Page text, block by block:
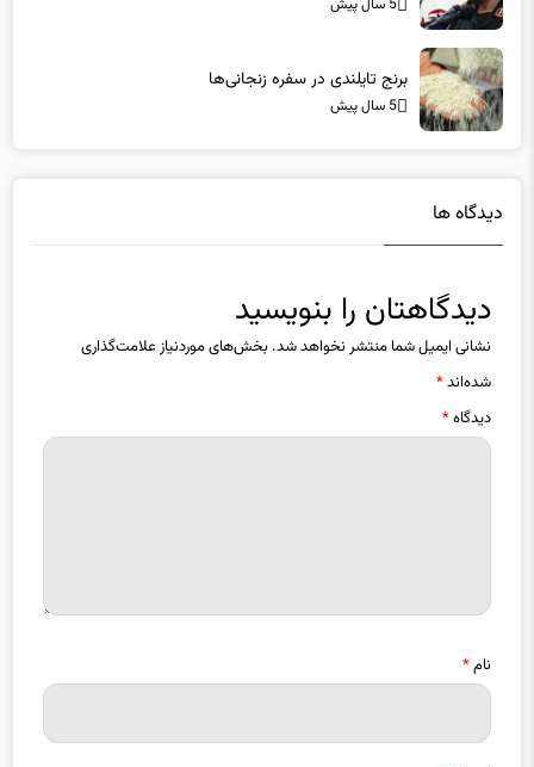
5 سال پیش
نشانی ایمیل شما منتشر نخواهد شد.بخش‌های موردنیاز علامت‌گذاری
شده‌اند*
دیدگاه*
ایمیل*